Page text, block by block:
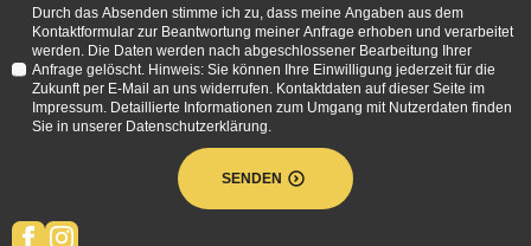
Durch das Absenden stimme ich zu, dass meine Angaben aus dem
Kontaktformular zur Beantwortung meiner Anfrage erhoben und verarbeitet
werden. Die Daten werden nach abgeschlossener Bearbeitung Ihrer
Anfrage gelöscht. Hinweis: Sie können Ihre Einwilligung jederzeit für die
Zukunft per E-Mail an uns widerrufen. Kontaktdaten auf dieser Seite im
Impressum. Detaillierte Informationen zum Umgang mit Nutzerdaten finden
Sie in unserer Datenschutzerklärung.
SENDEN